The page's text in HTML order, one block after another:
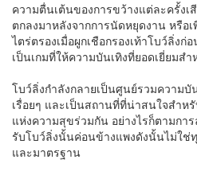
ความตื่นเต้นของการขว้างแต่ละครั้งเ
ตกลงมาหลังจากการนัดหยุดงาน หรือ
ไตร่ตรองเมื่อผูกเชือกรองเท้าโบว์ลิ่งก่
เป็นเกมที่ให้ความบันเทิงที่ยอดเยี่ยมสํ
โบว์ลิ่งกําลังกลายเป็นศูนย์รวมความ
เรื่อยๆ และเป็นสถานที่ที่น่าสนใจสําห
แห่งความสุขร่วมกัน อย่างไรก็ตามก
รับโบว์ลิ่งนั้นค่อนข้างแพงดังนั้นไม่ใ
และมาตรฐาน